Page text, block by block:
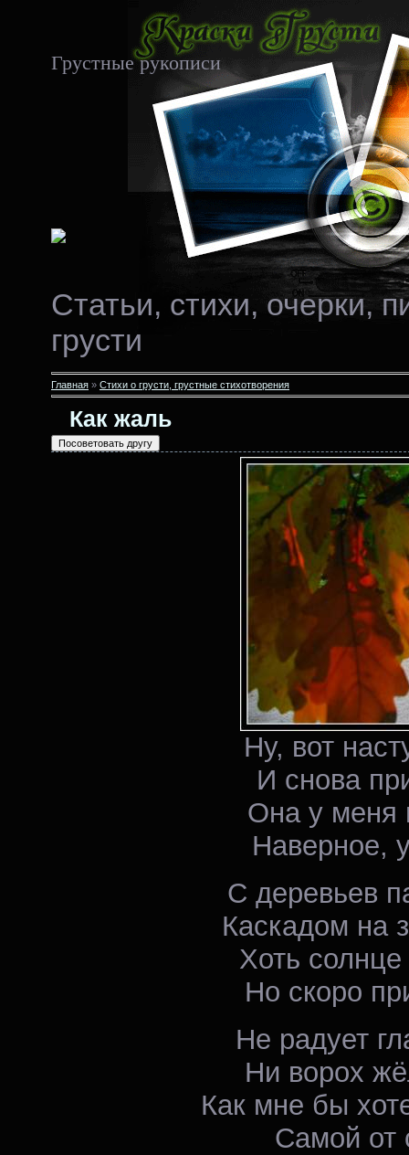
Грустные рукописи
Статьи, стихи, очерки,
грусти
Главная » Стихи о грусти, грустные стихотворения
Как жаль
Ну, вот
И снова
Она у меня
Наверное,
С деревьев
Каскадом на
Хоть солнце
Но скоро
Не радует
Ни ворох
Как мне бы
Самой от